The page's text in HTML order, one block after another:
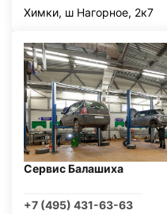
Химки, ш Нагорное, 2к7
Сервис Балашиха
+7 (495) 431-63-63